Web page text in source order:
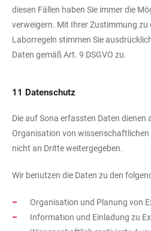
diesen Fällen haben Sie immer die
verweigern. Mit Ihrer Zustimmung zu
Laborregeln stimmen Sie
Daten gemäß Art. 9 DSGVO zu.
11 Datenschutz
Die auf Sona erfassten Daten dienen
Organisation von wissenschaftlichen
nicht an Dritte weitergegeben.
Wir benutzen die Daten zu den
Organisation und Planung von
Information und Einladung zu